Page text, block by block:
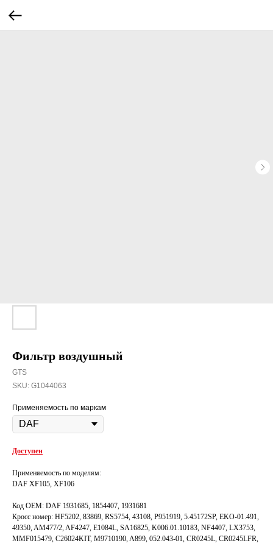
Фильтр воздушный
GTS
SKU: G1044063
Применяемость по маркам
Доступен
Применяемость по моделям:
DAF XF105, XF106
Код OEM: DAF 1931685, 1854407, 1931681
Кросс номер: HF5202, 83869, RS5754, 43108, P951919, 5.45172SP, EKO-01.491,
49350, AM477/2, AF4247, E1084L, SA16825, K006.01.10183, NF4407, LX3753,
MMF015479, C26024KIT, M9710190, A899, 052.043-01, CR0245L, CR0245LFR,